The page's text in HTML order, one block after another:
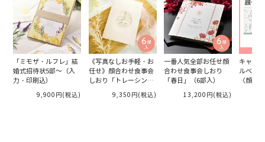
「ミモザ・ルフレ」結
婚式招待状5部～（入
力・印刷込）
9,900円(税込)
《写真なしお手軽・お
任せ》顔合わせ食事会
しおり「トレーシング
オーバル」（6部入）
9,350円(税込)
一番人気全部お任せ顔
合わせ食事会しおり
「春日」（6部入）
13,200円(税込)
キャン
ルベで
〈顔合